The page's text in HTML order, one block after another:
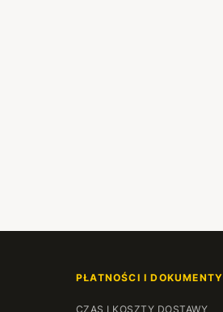
PŁATNOŚCI I DOKUMENTY
CZAS I KOSZTY DOSTAWY